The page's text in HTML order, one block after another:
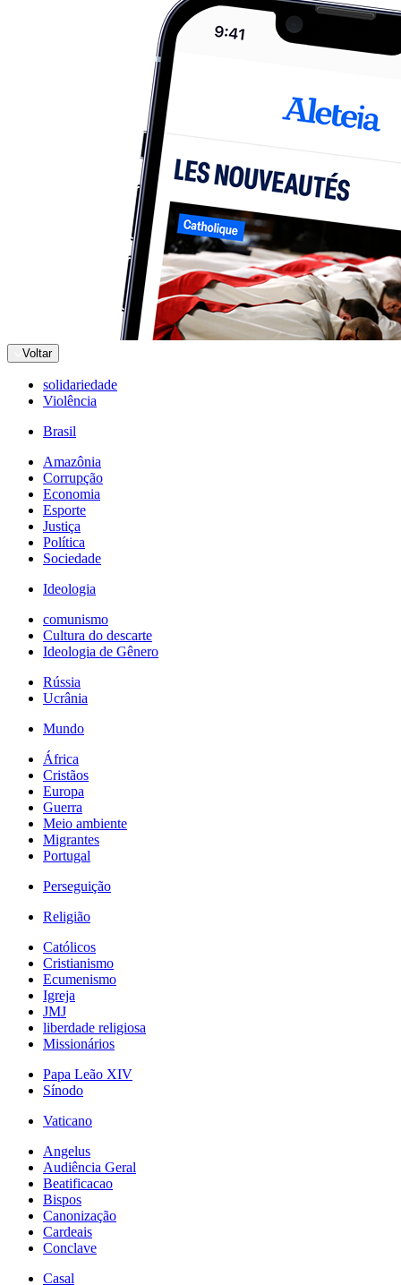
Voltar
solidariedade
Violência
Brasil
Amazônia
Corrupção
Economia
Esporte
Justiça
Política
Sociedade
Ideologia
comunismo
Cultura do descarte
Ideologia de Gênero
Rússia
Ucrânia
Mundo
África
Cristãos
Europa
Guerra
Meio ambiente
Migrantes
Portugal
Perseguição
Religião
Católicos
Cristianismo
Ecumenismo
Igreja
JMJ
liberdade religiosa
Missionários
Papa Leão XIV
Sínodo
Vaticano
Angelus
Audiência Geral
Beatificacao
Bispos
Canonização
Cardeais
Conclave
Casal